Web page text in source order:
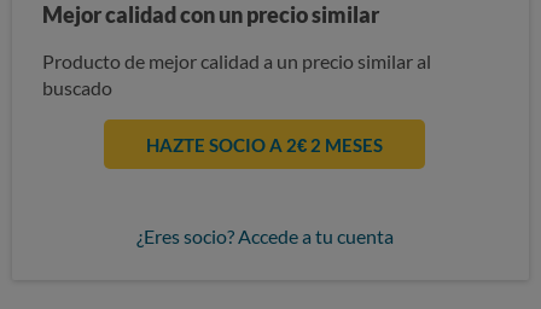
Mejor calidad con un precio similar
Producto de mejor calidad a un precio similar al
buscado
HAZTE SOCIO A 2€ 2 MESES
¿Eres socio? Accede a tu cuenta